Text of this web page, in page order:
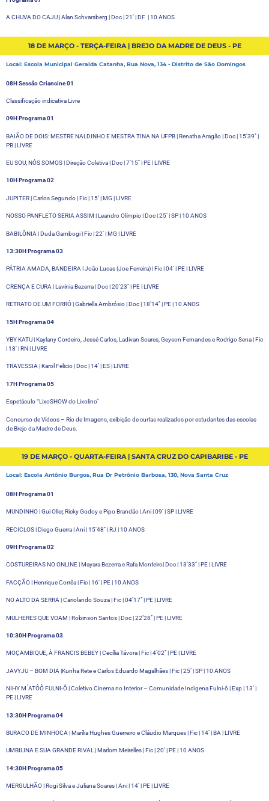
A CHUVA DO CAJU | Alan Schvarsberg | Doc | 21’ | DF | 10 ANOS
18 DE MARÇO - TERÇA-FEIRA | BREJO DA MADRE DE DEUS - PE
Local: Escola Municipal Geralda Catanha, Rua Nova, 134 - Distrito de São Domingos
08H Sessão Criancine 01
Classificação indicativa Livre
09H Programa 01
BAIÃO DE DOIS: MESTRE NALDINHO E MESTRA TINA NA UFPB | Renatha Aragão | Doc | 15’39’’ |
PB| LIVRE
EU SOU, NÓS SOMOS | Direção Coletiva | Doc | 7’15’’ | PE| LIVRE
10H Programa 02
JUPITER | Carlos Segundo | Fic | 15’ | MG | LIVRE
NOSSO PANFLETO SERIA ASSIM | Leandro Olímpio | Doc | 25’ | SP | 10 ANOS
BABILÔNIA | Duda Gambogi | Fic | 22’ | MG | LIVRE
13:30H Programa 03
PÁTRIA AMADA, BANDEIRA | João Lucas (Joe Ferreira) | Fic | 04’ | PE | LIVRE
CRENÇA E CURA | Lavínia Bezerra | Doc | 20’23’’ | PE | LIVRE
RETRATO DE UM FORRÓ | Gabriella Ambrósio | Doc | 18’14’’ | PE | 10 ANOS
15H Programa 04
YBY KATU | Kaylany Cordeiro, Jessé Carlos, Ladivan Soares, Geyson Fernandes e Rodrigo Sena | Fic
| 18’ | RN | LIVRE
TRAVESSIA | Karol Felicio | Doc | 14’ | ES | LIVRE
17H Programa 05
Espetáculo “LixoSHOW do Lixolino”
Concurso de Vídeos – Rio de Imagens, exibição de curtas realizados por estudantes das escolas
de Brejo da Madre de Deus.
19 DE MARÇO - QUARTA-FEIRA | SANTA CRUZ DO CAPIBARIBE - PE
Local: Escola Antônio Burgos, Rua Dr Petrônio Barbosa, 130, Nova Santa Cruz
08H Programa 01
MUNDINHO | Gui Oller, Ricky Godoy e Pipo Brandão | Ani | 09’ | SP | LIVRE
RECICLOS | Diego Guerra | Ani | 15’48’’ | RJ | 10 ANOS
09H Programa 02
COSTUREIRAS NO ONLINE | Mayara Bezerra e Rafa Monteiro| Doc | 13’33’’ | PE | LIVRE
FACÇÃO | Henrique Corrêa | Fic | 16’ | PE | 10 ANOS
NO ALTO DA SERRA | Cariolando Souza | Fic | 04’17’’ | PE | LIVRE
MULHERES QUE VOAM | Robinson Santos | Doc | 22’28’’ | PE | LIVRE
10:30H Programa 03
MOÇAMBIQUE, À FRANCIS BEBEY | Cecília Távora | Fic | 4’02’’ | PE | LIVRE
JAVYJU – BOM DIA |Kunha Rete e Carlos Eduardo Magalhães | Fic | 25’ | SP | 10 ANOS
NIHY M ́ATÔÔ FULNI-Ô | Coletivo Cinema no Interior – Comunidade Indigena Fulni-ô | Exp | 13’ |
PE | LIVRE
13:30H Programa 04
BURACO DE MINHOCA | Marília Hughes Guerreiro e Cláudio Marques | Fic | 14’ | BA | LIVRE
UMBILINA E SUA GRANDE RIVAL | Marlom Meirelles | Fic | 20’ | PE | 10 ANOS
14:30H Programa 05
MERGULHÃO | Rogi Silva e Juliana Soares | Ani | 14’ | PE | LIVRE